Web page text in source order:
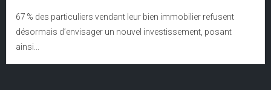
67 % des particuliers vendant leur bien immobilier refusent
désormais d’envisager un nouvel investissement, posant
ainsi...